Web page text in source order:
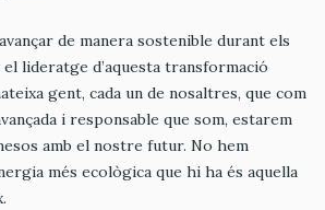
de manera sostenible durant els
lideratge d’aquesta transformació
gent, cada un de nosaltres, que com
i responsable que som, estarem
amb el nostre futur. No hem
més ecològica que hi ha és aquella